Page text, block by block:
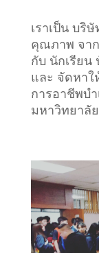
เราเป็น บริ
คุณภาพ จาก
กับ นักเรียน
และ จัดหาใ
การอาชีพบ
มหาวิทยาลั